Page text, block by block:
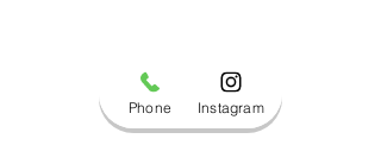
Phone Instagram